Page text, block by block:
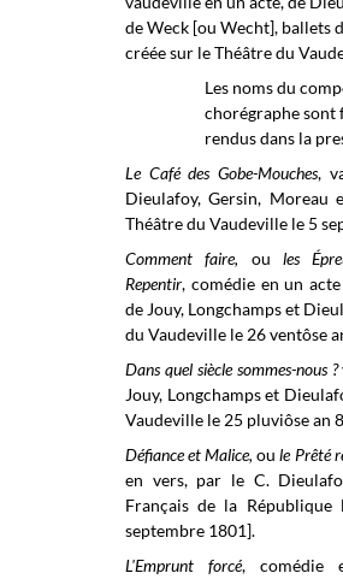
de Weck [ou Wecht], ballets
créée sur leThéâtre du
Les noms du
chorégraphe sont
rendus dans la
Le Café des Gobe-Mouches,
Dieulafoy, Gersin, Moreau
Théâtre du Vaudeville le 5
Comment faire, ou les
Repentir, comédie en un
de Jouy, Longchamps et
du Vaudeville le 26 ventôse
Dans quel siècle sommes-nous ?
Jouy, Longchamps et
Vaudeville le 25 pluviôse an
Défiance et Malice,ou le Prêté
en vers, par le C.
Français de la
septembre 1801].
L'Emprunt forcé, comédie